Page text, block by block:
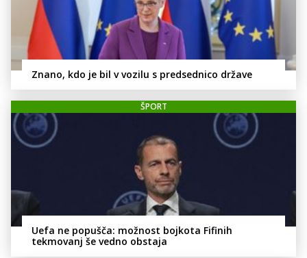
Znano, kdo je bil v vozilu s predsednico države
ŠPORT
Uefa ne popušča: možnost bojkota Fifinih
tekmovanj še vedno obstaja